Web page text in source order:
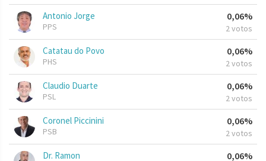
Antonio Jorge
PPS
0,06%
2 votos
Catatau do Povo
PHS
0,06%
2 votos
Claudio Duarte
PSL
0,06%
2 votos
Coronel Piccinini
PSB
0,06%
2 votos
Dr. Ramon 0,06%